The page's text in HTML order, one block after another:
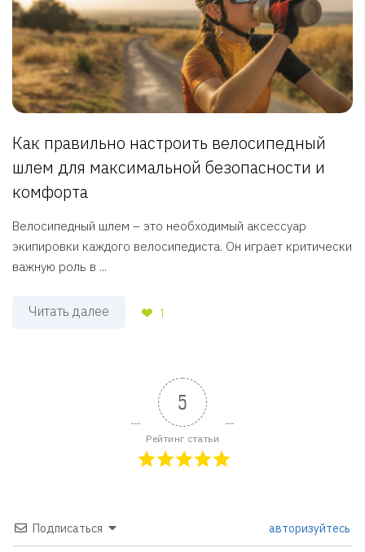
Как правильно настроить велосипедный
шлем для максимальной безопасности и
комфорта
Велосипедный шлем – это необходимый аксессуар
экипировки каждого велосипедиста. Он играет критически
важную роль в ...
Читать далее 1
5
Рейтинг статьи
Подписаться авторизуйтесь